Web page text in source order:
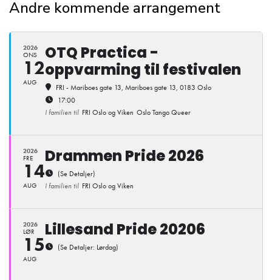
Andre kommende arrangement
2026
ONS
12
AUG
OTQ Practica -
oppvarming til festivalen
FRI - Mariboes gate 13, Mariboes gate 13, 0183 Oslo
17:00
I familien til FRI Oslo og Viken Oslo Tango Queer
2026
FRE
14
AUG
Drammen Pride 2026
(Se Detaljer)
I familien til FRI Oslo og Viken
2026
LØR
15
AUG
Lillesand Pride 20206
(Se Detaljer: Lørdag)